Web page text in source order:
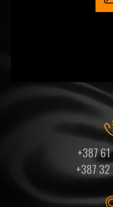
+387
+387